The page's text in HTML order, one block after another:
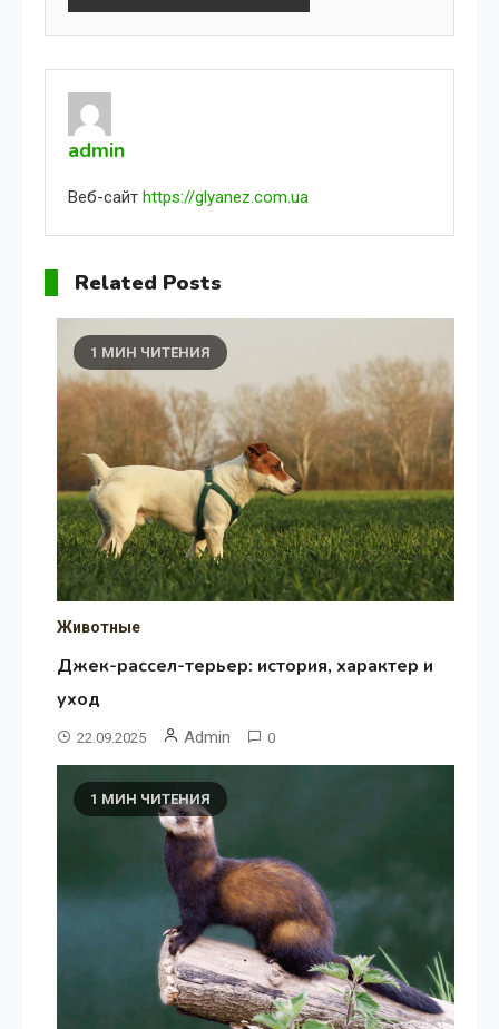
admin
Веб-сайт https://glyanez.com.ua
Related Posts
1 МИН ЧИТЕНИЯ
Животные
Джек-рассел-терьер: история, характер и
уход
22.09.2025 Admin 0
1 МИН ЧИТЕНИЯ